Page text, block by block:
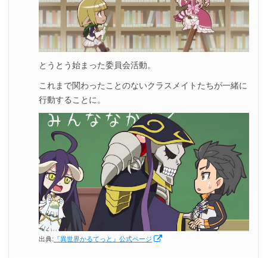
とうとう始まった委員会活動。
これまで関わったことのないクラスメイトたちが一緒に
行動することに。
出典: 『異世界かるてっと』公式ページ